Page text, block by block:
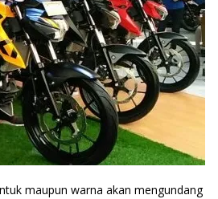
maupun warna akan mengundang